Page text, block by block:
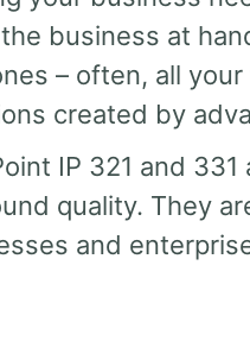
business at
– often, all
created by
IP 321 and
quality. They
and